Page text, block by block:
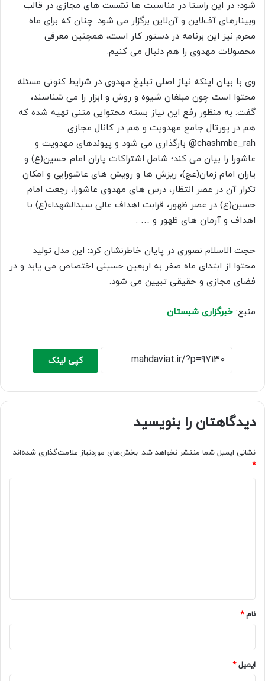
شود؛ در این راستا در مناسبت ها نشست های مجازی در قالب
وبینارهای آف‌لاین و آن‌لاین برگزار می شود. چنان که برای ماه
محرم نیز این برنامه در دستور کار است، همچنین معرفی
محصولات مهدوی را هم دنبال می کنیم.
وی با بیان اینکه نیاز اصلی تبلیغ مهدوی در شرایط کنونی مسئله
محتوا است چون مبلغان شیوه و روش و ابزار را می شناسند،
گفت: به منظور رفع این نیاز بسته محتوایی متنی تهیه شده که
هم در پورتال جامع مهدویت و هم در کانال مجازی
chashmbe_rah@ بارگذاری می شود و پیوندهای مهدویت و
عاشورا را بیان می کند؛ شامل اشتراکات یاران امام حسین(ع) و
یاران امام زمان(عج)، ریزش ها و رویش های عاشورایی و امکان
تکرار آن در عصر انتظار، درس های مهدوی عاشورا، رجعت امام
حسین(ع) در عصر ظهور، قرابت اهداف عالی سیدالشهداء(ع) با
اهداف و آرمان های ظهور و … .
حجت الاسلام نصوری در پایان خاطرنشان کرد: این مدل تولید
محتوا از ابتدای ماه صفر به اربعین حسینی اختصاص می یابد و در
فضای مجازی و حقیقی تبیین می شود.
منبع: خبرگزاری شبستان
کپی لینک
دیدگاهتان را بنویسید
نشانی ایمیل شما منتشر نخواهد شد. بخش‌های موردنیاز علامت‌گذاری شده‌اند
*
نام*
ایمیل*